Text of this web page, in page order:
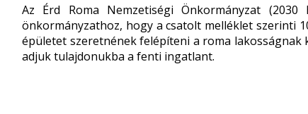
Az Érd Roma Nemzetiségi Önkormányzat
önkormányzathoz, hogy a csatolt melléklet szerinti
épületet szeretnének felépíteni a roma
adjuk tulajdonukba a fenti ingatlant.